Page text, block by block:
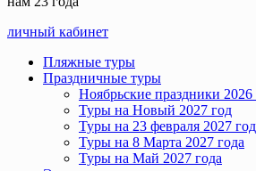
личный кабинет
Пляжные туры
Праздничные туры
Ноябрьские праздники 2026
Туры на Новый 2027 год
Туры на 23 февраля 2027
Туры на 8 Марта 2027 года
Туры на Май 2027 года